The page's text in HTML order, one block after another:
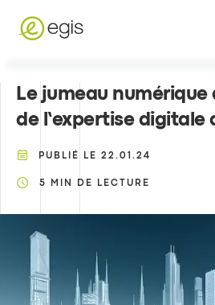
Le jumeau
de l’expertise digitale
PUBLIÉ LE 22.01.24
5 MIN DE LECTURE